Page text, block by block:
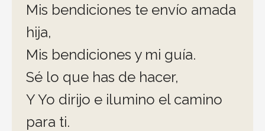
Mis bendiciones te envío amada
hija,
Mis bendiciones y mi guía.
Sé lo que has de hacer,
Y Yo dirijo e ilumino el camino
para ti.